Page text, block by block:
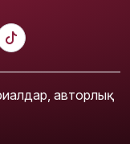
авторлық